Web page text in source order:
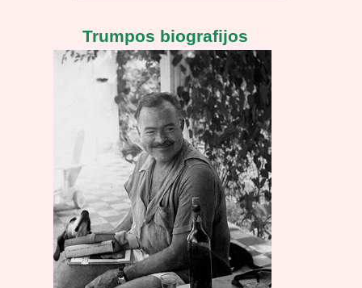
Trumpos biografijos